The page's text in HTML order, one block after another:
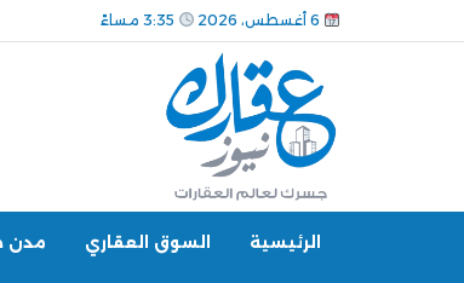
الرئيسية السوق العقاري مدن